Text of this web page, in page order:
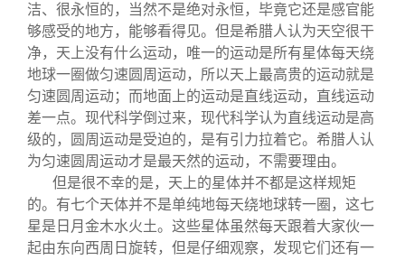
洁、很永恒的，当然不是绝对永恒，毕竟它还是感官能
够感受的地方，能够看得见。但是希腊人认为天空很干
净，天上没有什么运动，唯一的运动是所有星体每天绕
地球一圈做匀速圆周运动，所以天上最高贵的运动就是
匀速圆周运动；而地面上的运动是直线运动，直线运动
差一点。现代科学倒过来，现代科学认为直线运动是高
级的，圆周运动是受迫的，是有引力拉着它。希腊人认
为匀速圆周运动才是最天然的运动，不需要理由。
但是很不幸的是，天上的星体并不都是这样规矩
的。有七个天体并不是单纯地每天绕地球转一圈，这七
星是日月金木水火土。这些星体虽然每天跟着大家伙一
起由东向西周日旋转，但是仔细观察，发现它们还有一